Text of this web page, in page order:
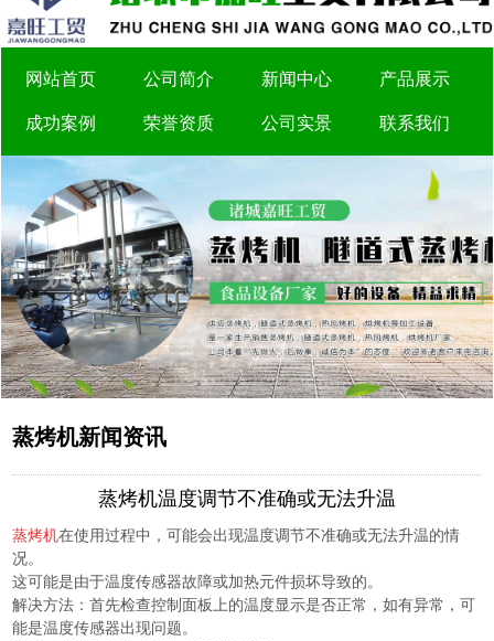
网站首页 公司简介 新闻中心 产品展示
成功案例 荣誉资质 公司实景 联系我们
蒸烤机新闻资讯
蒸烤机温度调节不准确或无法升温
蒸烤机在使用过程中，可能会出现温度调节不准确或无法升温的情
况。
这可能是由于温度传感器故障或加热元件损坏导致的。
解决方法：首先检查控制面板上的温度显示是否正常，如有异常，可
能是温度传感器出现问题。